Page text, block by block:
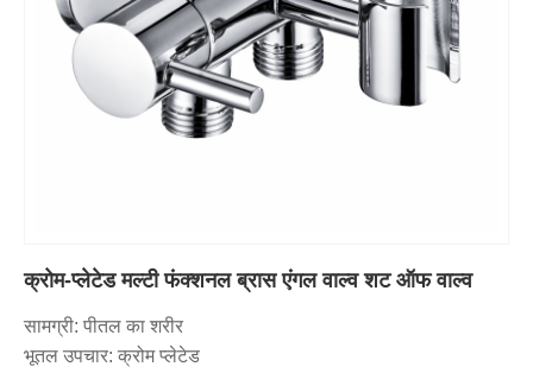
क्रोम-प्लेटेड मल्टी फंक्शनल ब्रास एंगल वाल्व शट ऑफ वाल्व
सामग्री: पीतल का शरीर
भूतल उपचार: क्रोम प्लेटेड